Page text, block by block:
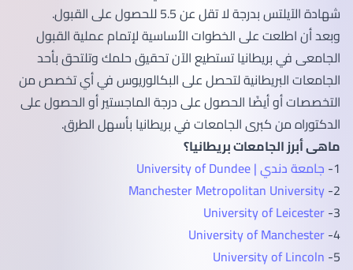
شهادة الآيلتس بدرجة لا تقل عن 5.5 للحصول على القبول.
وبعد أن اطلعت على الخطوات الأساسية لإتمام عملية القبول
الجامعى في بريطانيا تستطيع الآن تحقيق حلمك وتلتحق بأحد
الجامعات البريطانية لتحصل على البكالوريوس في أي تخصص من
التخصصات أو أيضًا الحصول على درجة الماجستير أو الحصول على
الدكتوراه من كبرى الجامعات في بريطانيا بأسهل الطرق.
ماهى أبرز الجامعات بريطانيا؟
1- جامعة دندي | University of Dundee
2-
Manchester Metropolitan University
3-
University of Leicester
4-
University of Manchester
5-
University of Lincoln